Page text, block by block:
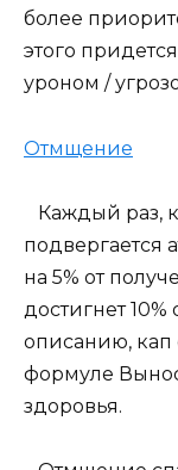
более
этого
уроном /
Отмщение
Каждый раз,
подвергается
на 5% от
достигнет
описанию, кап
формуле
здоровья.